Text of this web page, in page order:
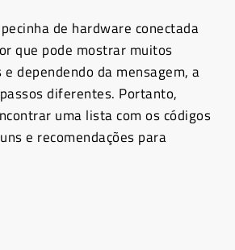
de hardware conectada
que pode mostrar muitos
dependendo da mensagem, a
diferentes. Portanto,
uma lista com os códigos
e recomendações para